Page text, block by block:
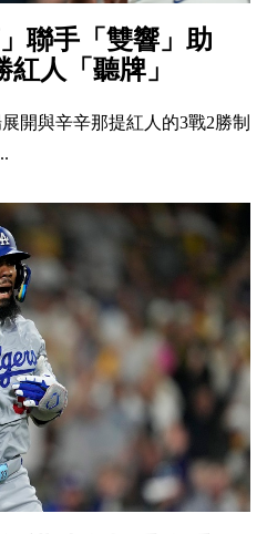
聯手「雙響」助
人「聽牌」
開與辛辛那提紅人的3戰2勝制